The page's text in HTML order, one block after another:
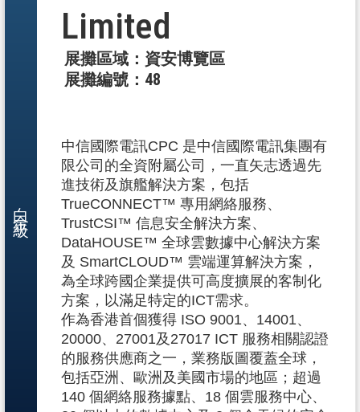
白金級
Limited
展攤區域：資安博覽區
展攤編號：48
中信國際電訊CPC 是中信國際電訊集團有
限公司的全資附屬公司，一直矢志透過先
進技術及旗艦解決方案，包括
TrueCONNECT™ 專用網絡服務、
TrustCSI™ 信息安全解決方案、
DataHOUSE™ 全球雲數據中心解決方案
及 SmartCLOUD™ 雲端運算解決方案，
為全球跨國企業提供可高度擴展的客制化
方案，以滿足特定的ICT需求。
作為香港首個獲得 ISO 9001、14001、
20000、27001及27017 ICT 服務相關認證
的服務供應商之一，業務版圖覆蓋全球，
包括亞洲、歐洲及美國市場的地區；超過
140 個網絡服務據點、18 個雲服務中心、